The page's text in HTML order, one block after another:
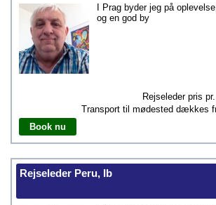
I Prag byder jeg på
og en god by
Rejseleder pris
Transport til mødested dækkes
Book nu
Rejseleder Peru, Ib